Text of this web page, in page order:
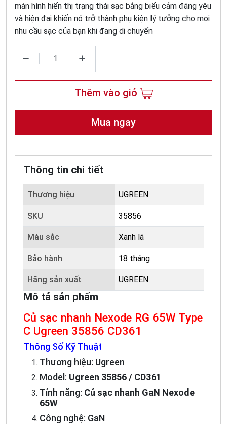
màn hình hiển thị trạng thái sạc bằng biểu cảm đáng yêu
và hiện đại khiến nó trở thành phụ kiện lý tưởng cho mọi
nhu cầu sạc của bạn khi đang di chuyển
Thêm vào giỏ
Mua ngay
Thông tin chi tiết
Thương hiệu UGREEN
SKU 35856
Màu sắc Xanh lá
Bảo hành 18 tháng
Hãng sản xuất UGREEN
Mô tả sản phẩm
Củ sạc nhanh Nexode RG 65W Type
C Ugreen 35856 CD361
Thông Số Kỹ Thuật
Thương hiệu: Ugreen
Model: Ugreen 35856 / CD361
Tính năng: Củ sạc nhanh GaN Nexode
65W
Công nghệ: GaN